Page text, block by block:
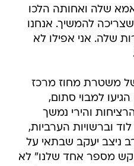
שלה ואחותה הלכו
להמשיך. אנחנו
שלה. אני אפילו לא
של משטרת מחוז מרכז
הגיעו למבוי סתום,
והירי נמשך
וברשויות הערביות,
ניצב יעקב שבתאי על
מספר אחד שלנו" לא